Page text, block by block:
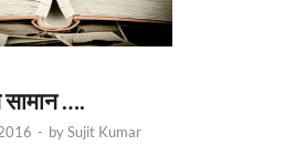
….
- bySujit Kumar